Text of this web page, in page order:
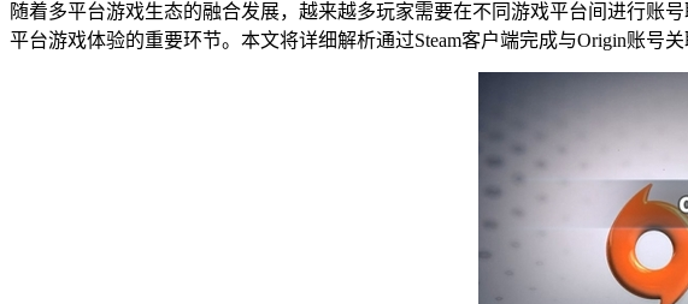
随着多平台游戏生态的融合发展，越来越多玩家需要在不同游戏平台间进行账
平台游戏体验的重要环节。本文将详细解析通过Steam客户端完成与Origin账号关